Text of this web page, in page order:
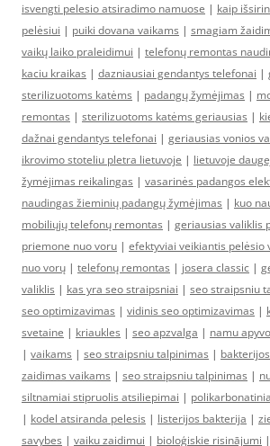
isvengti pelesio atsiradimo namuose | kaip
pelėsiui | puiki dovana vaikams | smagiam
vaikų laiko praleidimui | telefonų remontas
kaciu kraikas | dazniausiai gendantys telefonai |
sterilizuotoms katėms | padangų žymėjimas |
remontas | sterilizuotoms katėms geriausias |
dažnai gendantys telefonai | geriausias vonios
ikrovimo stoteliu pletra lietuvoje | lietuvoje
žymėjimas reikalingas | vasarinės padangos
naudingas žieminių padangų žymėjimas | kuo
mobiliųjų telefonų remontas | geriausias valiklis
priemone nuo voru | efektyviai veikiantis pelėsio
nuo vorų | telefonų remontas | josera classic |
valiklis | kas yra seo straipsniai | seo straipsniu
seo optimizavimas | vidinis seo optimizavimas |
svetaine | kriaukles | seo apzvalga | namu
| vaikams | seo straipsniu talpinimas |
zaidimas vaikams | seo straipsniu talpinimas |
siltnamiai stipruolis atsiliepimai |
| kodel atsiranda pelesis | listerijos bakterija |
savybes | vaiku zaidimui | bioloģiskie risinājumi |